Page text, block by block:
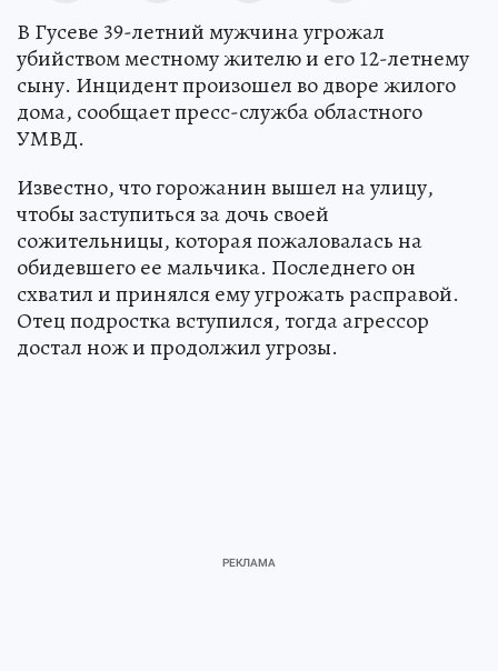
В Гусеве 39-летний мужчина угрожал
убийством местному жителю и его 12-летнему
сыну. Инцидент произошел во дворе жилого
дома, сообщает пресс-служба областного
УМВД.
Известно, что горожанин вышел на улицу,
чтобы заступиться за дочь своей
сожительницы, которая пожаловалась на
обидевшего ее мальчика. Последнего он
схватил и принялся ему угрожать расправой.
Отец подростка вступился, тогда агрессор
достал нож и продолжил угрозы.